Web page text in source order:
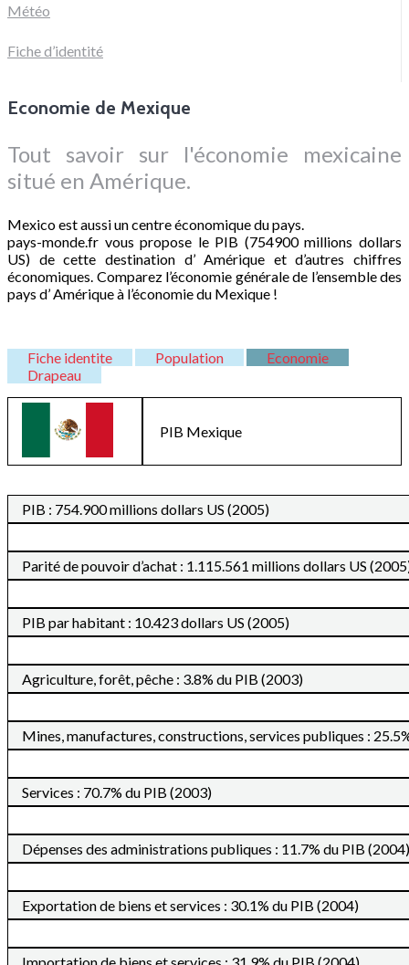
Météo
Fiche d’identité
Economie de Mexique
Tout savoir sur l'économie mexicaine
situé en Amérique.
Mexico est aussi un centre économique du pays.
pays-monde.fr vous propose le PIB (754900 millions dollars
US) de cette destination d’ Amérique et d’autres chiffres
économiques. Comparez l’économie générale de l’ensemble des
pays d’ Amérique à l’économie du Mexique !
Fiche identite Population
Economie
Drapeau
PIB Mexique
PIB : 754.900 millions dollars US (2005)
Parité de pouvoir d’achat : 1.115.561 millions dollars US
PIB par habitant : 10.423 dollars US (2005)
Agriculture, forêt, pêche : 3.8% du PIB (2003)
Mines, manufactures, constructions, services publiques :
Services : 70.7% du PIB (2003)
Dépenses des administrations publiques : 11.7% du PIB (2004)
Exportation de biens et services : 30.1% du PIB (2004)